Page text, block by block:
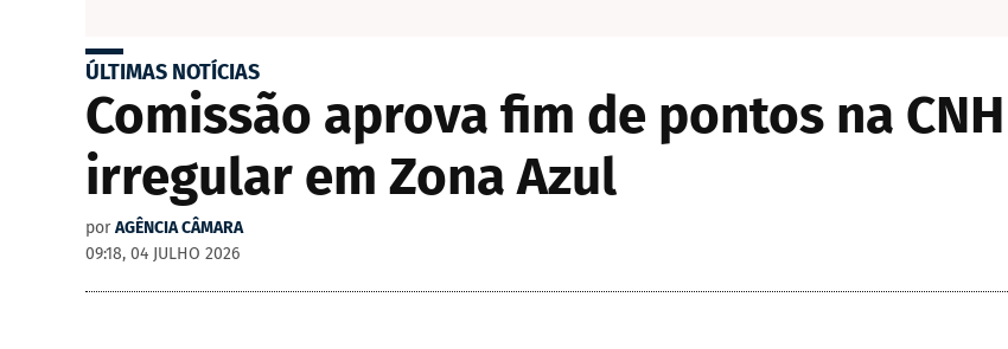
ÚLTIMAS NOTÍCIAS
Comissão aprova fim de pontos na
irregular em Zona Azul
por AGÊNCIA CÂMARA
09:18, 04 JULHO 2026